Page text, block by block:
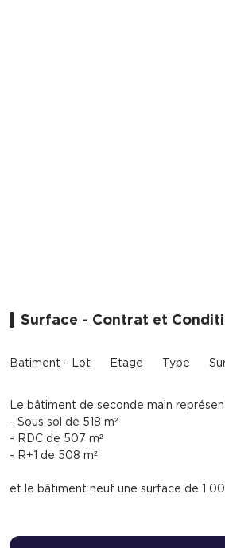
Surface - Contrat et
Batiment - Lot Etage Type
Le bâtiment de seconde main
- Sous sol de 518 m²
- RDC de 507 m²
- R+1 de 508 m²
et le bâtiment neuf une surface de 1